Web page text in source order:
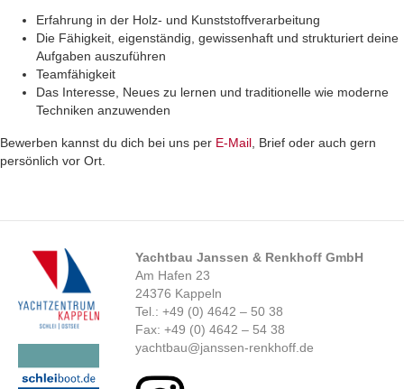
Erfahrung in der Holz- und Kunststoffverarbeitung
Die Fähigkeit, eigenständig, gewissenhaft und strukturiert deine
Aufgaben auszuführen
Teamfähigkeit
Das Interesse, Neues zu lernen und traditionelle wie moderne
Techniken anzuwenden
Bewerben kannst du dich bei uns per E-Mail , Brief oder auch gern
persönlich vor Ort.
Yachtbau Janssen & Renkhoff GmbH
Am Hafen 23
24376 Kappeln
Tel.: +49 (0) 4642 – 50 38
Fax: +49 (0) 4642 – 54 38
yachtbau@janssen-renkhoff.de